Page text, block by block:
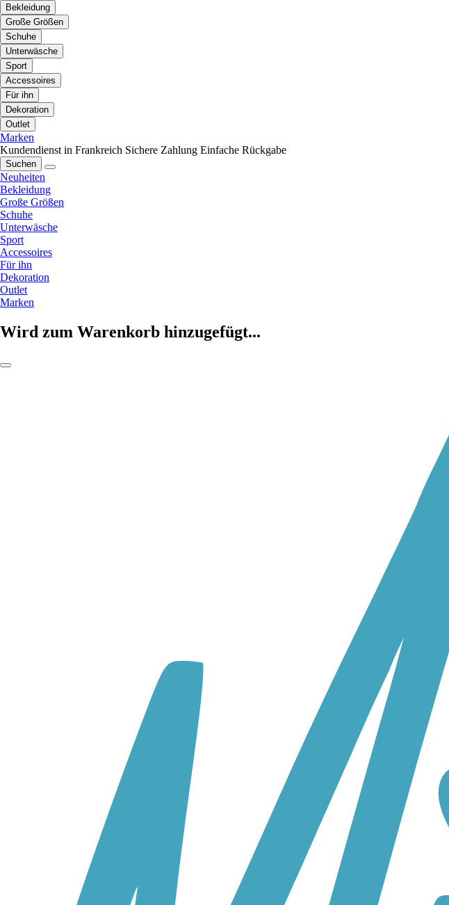
Bekleidung
Große Größen
Schuhe
Unterwäsche
Sport
Accessoires
Für ihn
Dekoration
Outlet
Marken
Kundendienst in Frankreich Sichere Zahlung Einfache Rückgabe
Suchen
Neuheiten
Bekleidung
Große Größen
Schuhe
Unterwäsche
Sport
Accessoires
Für ihn
Dekoration
Outlet
Marken
Wird zum Warenkorb hinzugefügt...